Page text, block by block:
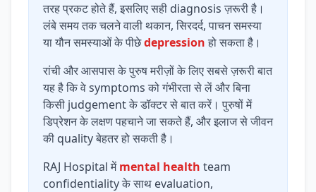
तरह प्रकट होते हैं, इसलिए सही diagnosis ज़रूरी है।
लंबे समय तक चलने वाली थकान, सिरदर्द, पाचन समस्या
या यौन समस्याओं के पीछेdepression हो सकता है।
रांची और आसपास के पुरुष मरीज़ों के लिए सबसे ज़रूरी बात
यह है कि वे symptoms को गंभीरता से लें और बिना
किसी judgement के डॉक्टर से बात करें। पुरुषों में
डिप्रेशन के लक्षण पहचाने जा सकते हैं, और इलाज से जीवन
की quality बेहतर हो सकती है।
RAJ Hospital मेंmental health team
confidentiality के साथ evaluation,